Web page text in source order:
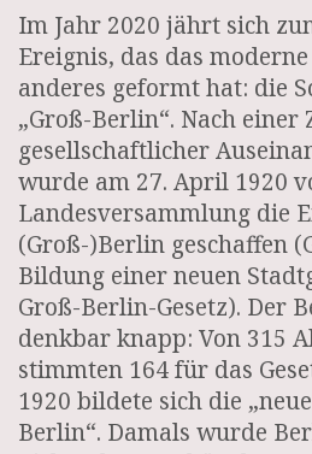
Im Jahr 2020 jährt sich
Ereignis, das das
anderes geformt hat: die
„Groß-Berlin“. Nach
gesellschaftlicher
wurde am 27. April 1920
Landesversammlung die
(Groß-)Berlin geschaffen
Bildung einer neuen
Groß-Berlin-Gesetz). Der
denkbar knapp: Von 315
stimmten 164 für das
1920 bildete sich die
Berlin“. Damals wurde